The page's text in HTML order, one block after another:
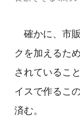
確かに、市
クを加えるた
されているこ
イスで作るこ
済む。